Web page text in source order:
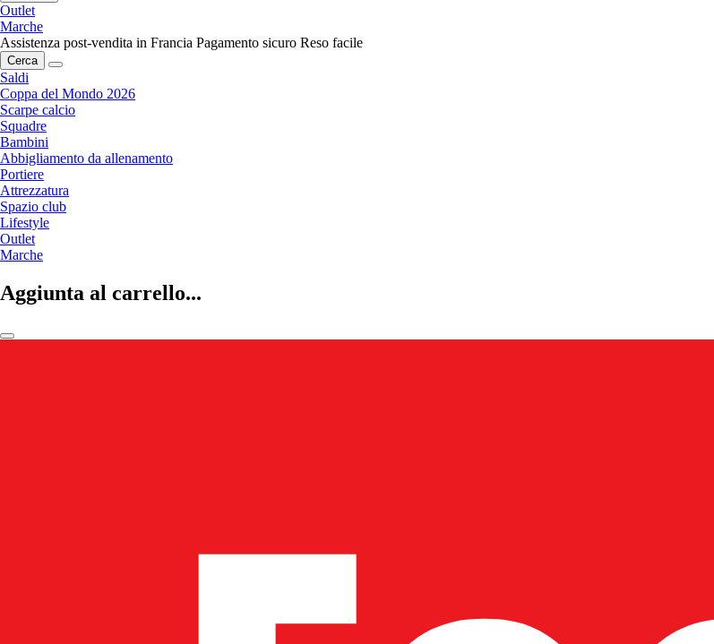
Outlet
Marche
Assistenza post-vendita in Francia Pagamento sicuro Reso facile
Cerca
Saldi
Coppa del Mondo 2026
Scarpe calcio
Squadre
Bambini
Abbigliamento da allenamento
Portiere
Attrezzatura
Spazio club
Lifestyle
Outlet
Marche
Aggiunta al carrello...